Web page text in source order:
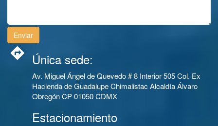
Única sede:
Av. Miguel Ángel de Quevedo # 8 Interior 505 Col. Ex
Hacienda de Guadalupe Chimalistac Alcaldía Álvaro
Obregón CP 01050 CDMX
Estacionamiento